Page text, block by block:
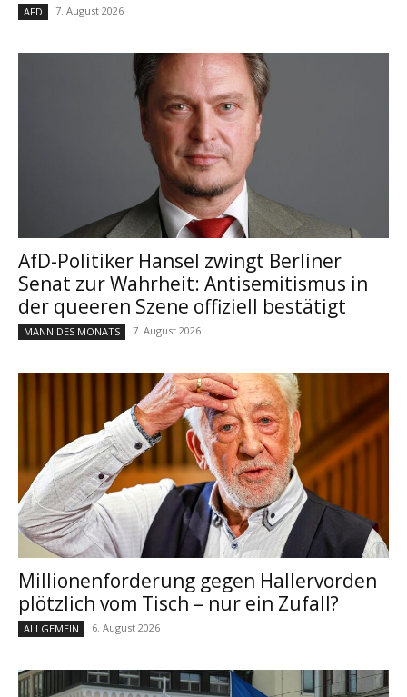
AFD 7. August 2026
AfD-Politiker Hansel zwingt Berliner
Senat zur Wahrheit: Antisemitismus in
der queeren Szene offiziell bestätigt
MANN DES MONATS 7. August 2026
Millionenforderung gegen Hallervorden
plötzlich vom Tisch – nur ein Zufall?
ALLGEMEIN 6. August 2026